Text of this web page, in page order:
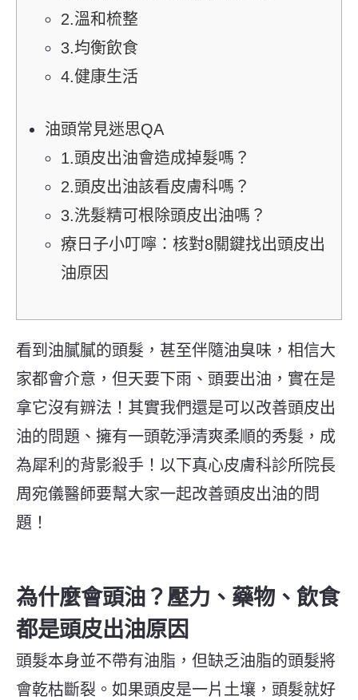
2.溫和梳整
3.均衡飲食
4.健康生活
油頭常見迷思QA
1.頭皮出油會造成掉髮嗎？
2.頭皮出油該看皮膚科嗎？
3.洗髮精可根除頭皮出油嗎？
療日子小叮嚀：核對8關鍵找出頭皮出
油原因
看到油膩膩的頭髮，甚至伴隨油臭味，相信大
家都會介意，但天要下雨、頭要出油，實在是
拿它沒有辧法！其實我們還是可以改善頭皮出
油的問題、擁有一頭乾淨清爽柔順的秀髮，成
為犀利的背影殺手！以下真心皮膚科診所院長
周宛儀醫師要幫大家一起改善頭皮出油的問
題！
為什麼會頭油？壓力、藥物、飲食
都是頭皮出油原因
頭髮本身並不帶有油脂，但缺乏油脂的頭髮將
會乾枯斷裂。如果頭皮是一片土壤，頭髮就好